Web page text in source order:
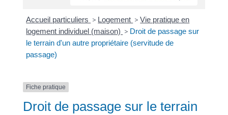
Accueil particuliers > Logement > Vie pratique en
logement individuel (maison) > Droit de passage sur
le terrain d'un autre propriétaire (servitude de
passage)
Fiche pratique
Droit de passage sur le terrain